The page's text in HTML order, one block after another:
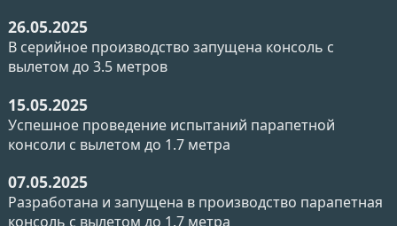
26.05.2025
В серийное производство запущена консоль с
вылетом до 3.5 метров
15.05.2025
Успешное проведение испытаний парапетной
консоли с вылетом до 1.7 метра
07.05.2025
Разработана и запущена в производство парапетная
консоль с вылетом до 1.7 метра